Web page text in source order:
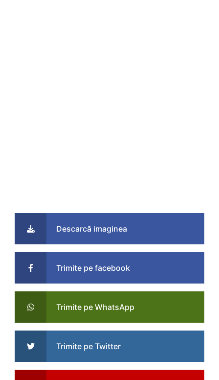
Descarcă imaginea
Trimite pe facebook
Trimite pe WhatsApp
Trimite pe Twitter